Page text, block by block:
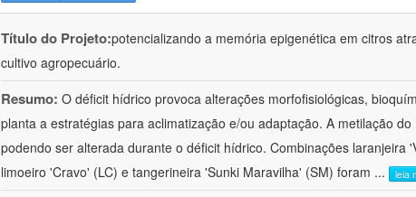
Título do Projeto:potencializando a memória epigenética em citros
cultivo agropecuário.
Resumo: O déficit hídrico provoca alterações morfofisiológicas,
planta a estratégias para aclimatização e/ou adaptação. A metilação
podendo ser alterada durante o déficit hídrico. Combinações laranjeira
limoeiro 'Cravo' (LC) e tangerineira 'Sunki Maravilha' (SM) foram ... leia